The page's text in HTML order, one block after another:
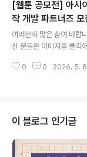
포스터, 영상, 사진 광고
식1차 내부 심사를 통해 5
요 및 댓글 국민투표를
등(1명) 10만원 상당 가
품박스 ◎ 유의사항1인 다
[웹툰 공모전] 아시
작 개발 파트너즈 모
여러분의 많은 참여 바랍
신 분들은 이미지를 클릭
를 발굴하고, 웹툰 콘텐츠
정한 아시아 스토리2. 자
유주제* 웹툰 제작 대상
인 2026년 12월 4일까
료하여야 함 (1화 당 50
0 0 2026. 5.
이 블로그 인기글